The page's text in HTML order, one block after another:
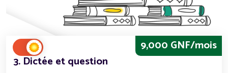
9,000 GNF/mois
3. Dictée et question